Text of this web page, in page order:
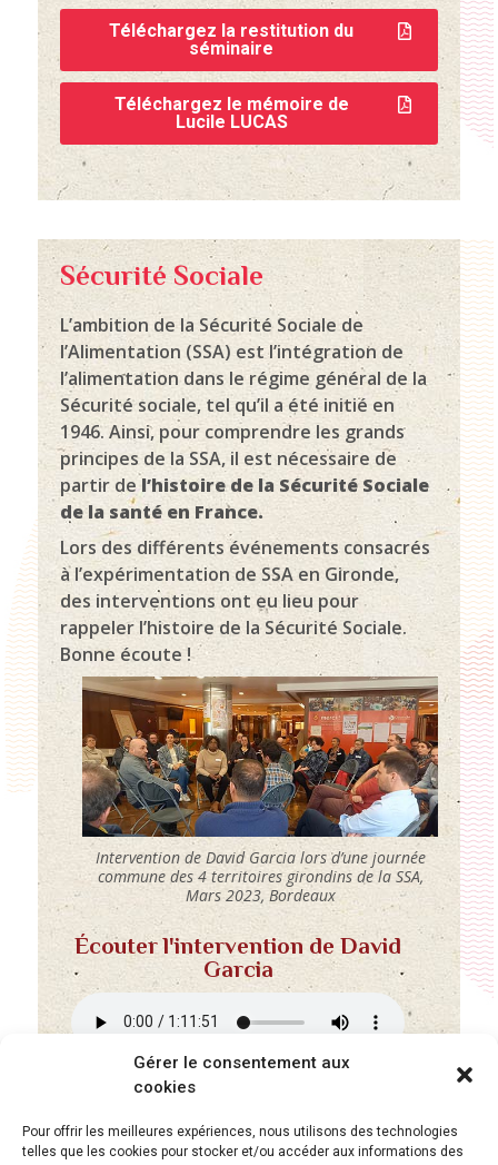
Gérer le consentement aux
cookies
Pour offrir les meilleures expériences, nous utilisons des technologies
telles que les cookies pour stocker et/ou accéder aux informations des
Téléchargez la restitution du
séminaire
Téléchargez le mémoire de
Lucile LUCAS
Sécurité Sociale
L’ambition de la Sécurité Sociale de
l’Alimentation (SSA) est l’intégration de
l’alimentation dans le régime général de la
Sécurité sociale, tel qu’il a été initié en
1946. Ainsi, pour comprendre les grands
principes de la SSA, il est nécessaire de
partir del’histoire de la Sécurité Sociale
de la santé en France.
Lors des différents événements consacrés
à l’expérimentation de SSA en Gironde,
des interventions ont eu lieu pour
rappeler l’histoire de la Sécurité Sociale.
Bonne écoute !
Intervention de David Garcia lors d’une journée
commune des 4 territoires girondins de la SSA,
Mars 2023, Bordeaux
Écouter l'intervention de David
Garcia
Intervention de David Garcia, cadre à la
Caisse Primaire d’Assurance Maladie (CPAM)
des 4 territoires du 4 mars 2023.